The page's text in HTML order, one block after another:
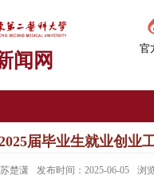
闻网
官
届毕业生就业创业
楚潇 发布时间：2025-06-05 浏